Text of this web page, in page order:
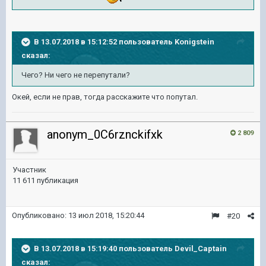
В 13.07.2018 в 15:12:52 пользователь Konigstein
сказал:
Чего? Ни чего не перепутали?
Окей, если не прав, тогда расскажите что попутал.
2 809
anonym_0C6rznckifxk
Участник
11 611 публикация
#20
Опубликовано: 13 июл 2018, 15:20:44
В 13.07.2018 в 15:19:40 пользователь Devil_Captain
сказал: